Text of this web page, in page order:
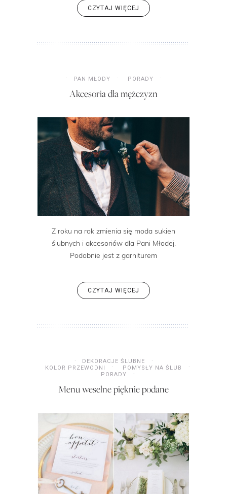
CZYTAJ WIĘCEJ
PAN MŁODY PORADY
Akcesoria dla mężczyzn
Z roku na rok zmienia się moda sukien
ślubnych i akcesoriów dla Pani Młodej.
Podobnie jest z garniturem
CZYTAJ WIĘCEJ
DEKORACJE ŚLUBNE
KOLOR PRZEWODNI
POMYSŁY NA ŚLUB
PORADY
Menu weselne pięknie podane